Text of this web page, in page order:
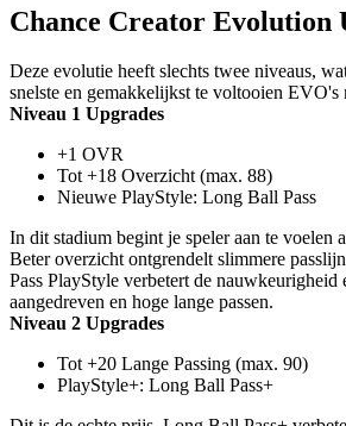
Chance Creator Evolution
Deze evolutie heeft slechts twee niveaus,
snelste en gemakkelijkst te voltooien EVO's
Niveau 1 Upgrades
+1 OVR
Tot +18 Overzicht (max. 88)
Nieuwe PlayStyle: Long Ball Pass
In dit stadium begint je speler aan te voelen
Beter overzicht ontgrendelt slimmere
Pass PlayStyle verbetert de nauwkeurigheid
aangedreven en hoge lange passen.
Niveau 2 Upgrades
Tot +20 Lange Passing (max. 90)
PlayStyle+: Long Ball Pass+